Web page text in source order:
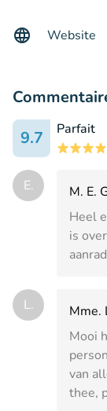
Website
9.7
Parfait
E.
M. E.
Heel
is
L.
Mme.
Mooi
van
thee,